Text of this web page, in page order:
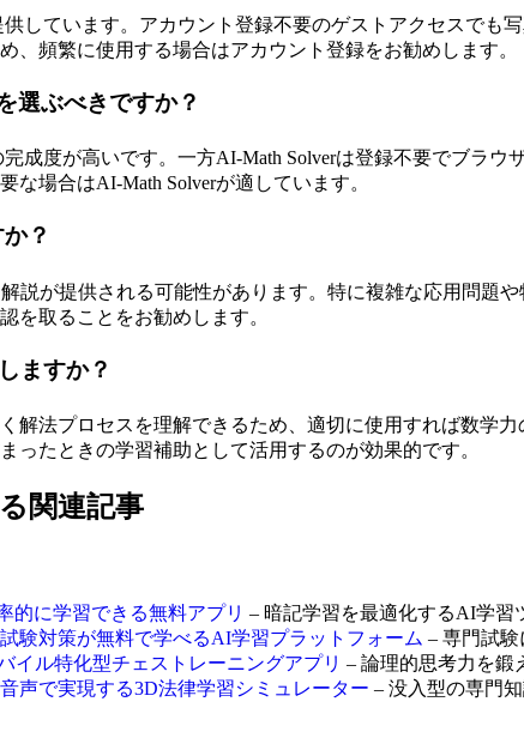
しています。アカウント登録不要のゲストアクセスで
、頻繁に使用する場合はアカウント登録をお勧めします。
選ぶべきですか？
成度が高いです。一方AI-Math Solverは登録不要でブラ
場合はAI-Math Solverが適しています。
？
説が提供される可能性があります。特に複雑な応用問題
を取ることをお勧めします。
ますか？
解法プロセスを理解できるため、適切に使用すれば数学
ったときの学習補助として活用するのが効果的です。
関連記事
的に学習できる無料アプリ – 暗記学習を最適化するAI学習
験対策が無料で学べるAI学習プラットフォーム – 専門試
イル特化型チェストレーニングアプリ – 論理的思考力を鍛
音声で実現する3D法律学習シミュレーター – 没入型の専門